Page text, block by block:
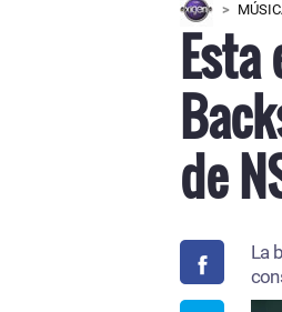
de
La